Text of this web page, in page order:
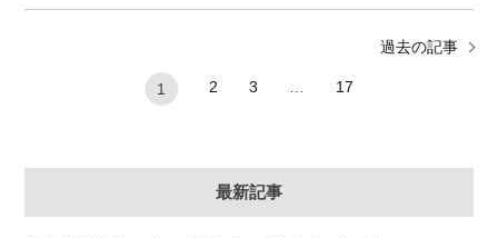
1 2 3 17
過去の記事
最新記事